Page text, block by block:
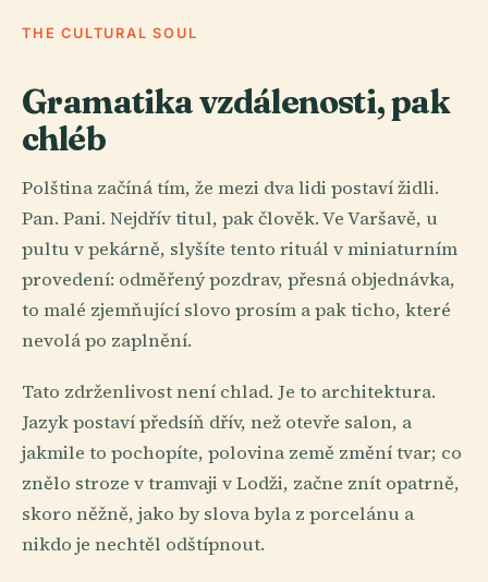
THE CULTURAL SOUL
Gramatika vzdálenosti, pak
chléb
Polština začíná tím, že mezi dva lidi postaví židli.
Pan. Pani. Nejdřív titul, pak člověk. Ve Varšavě, u
pultu v pekárně, slyšíte tento rituál v miniaturním
provedení: odměřený pozdrav, přesná objednávka,
to malé zjemňující slovo prosím a pak ticho, které
nevolá po zaplnění.
Tato zdrženlivost není chlad. Je to architektura.
Jazyk postaví předsíň dřív, než otevře salon, a
jakmile to pochopíte, polovina země změní tvar; co
znělo stroze v tramvaji v Lodži, začne znít opatrně,
skoro něžně, jako by slova byla z porcelánu a
nikdo je nechtěl odštípnout.